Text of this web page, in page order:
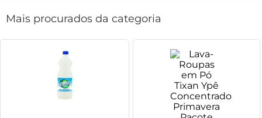
Mais procurados da categoria